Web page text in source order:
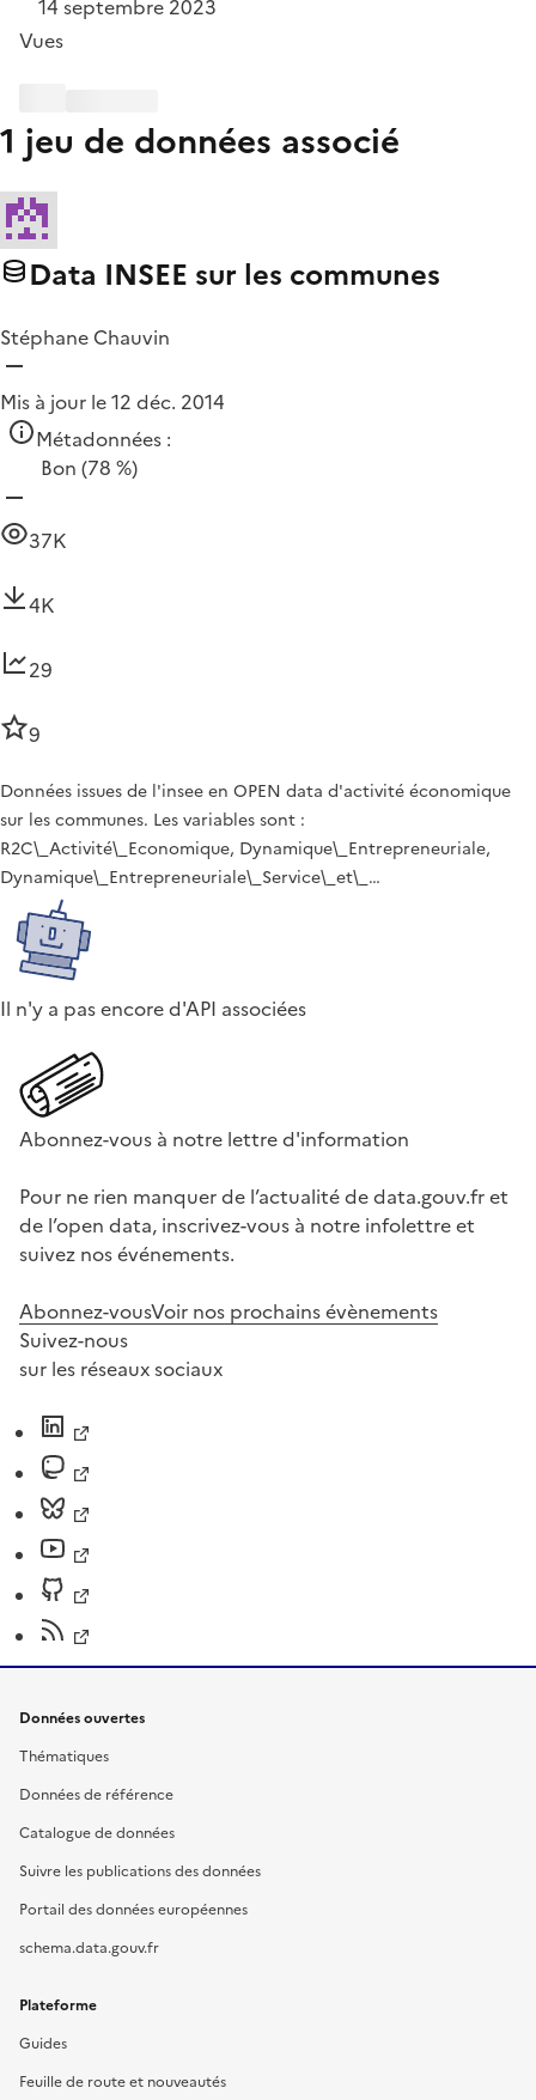
14 septembre 2023
Vues
1 jeu de données associé
Data INSEE sur les communes
Stéphane Chauvin
Mis à jour le 12 déc. 2014
Métadonnées :
Bon (78 %)
37K
4K
29
9
Données issues de l'insee en OPEN data d'activité économique
sur les communes. Les variables sont :
R2C\_Activité\_Economique, Dynamique\_Entrepreneuriale,
Dynamique\_Entrepreneuriale\_Service\_et\_…
Il n'y a pas encore d'API associées
Abonnez-vous à notre lettre d'information
Pour ne rien manquer de l’actualité de data.gouv.fr et
de l’open data, inscrivez-vous à notre infolettre et
suivez nos événements.
Abonnez-vousVoir nos prochains évènements
Suivez-nous
sur les réseaux sociaux
Données ouvertes
Thématiques
Données de référence
Catalogue de données
Suivre les publications des données
Portail des données européennes
schema.data.gouv.fr
Plateforme
Guides
Feuille de route et nouveautés